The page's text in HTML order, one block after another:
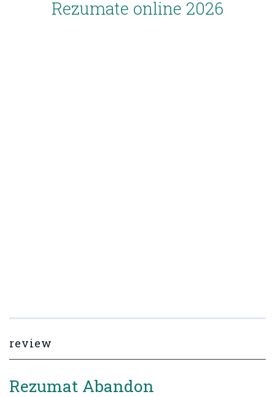
Rezumate online 2026
review
Rezumat Abandon